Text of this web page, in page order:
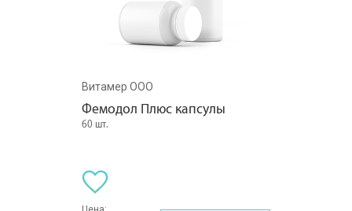
Витамер ООО
Фемодол Плюс капсулы
60 шт.